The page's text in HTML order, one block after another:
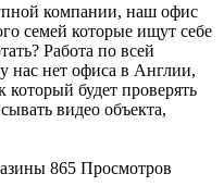
компании, наш офис
семей которые ищут себе
Работа по всей
нас нет офиса в Англии,
будет проверять
видео объекта,
865 Просмотров